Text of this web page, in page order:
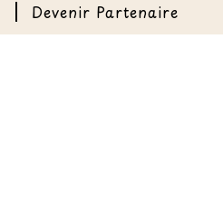
Devenir Partenaire